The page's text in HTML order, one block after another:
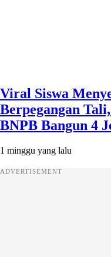
Viral Siswa
Berpegangan
BNPB Bangun 4
1 minggu yang lalu
ADVERTISEMENT